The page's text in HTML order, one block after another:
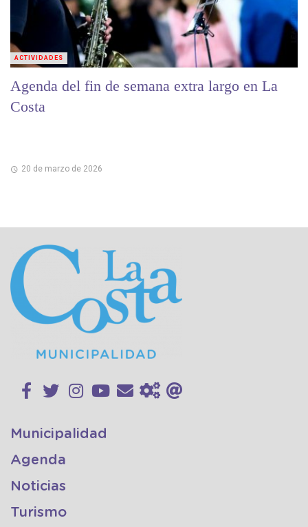
Agenda del fin de semana extra largo en La
Costa
20 de marzo de 2026
ACTIVIDADES
Municipalidad
Agenda
Noticias
Turismo